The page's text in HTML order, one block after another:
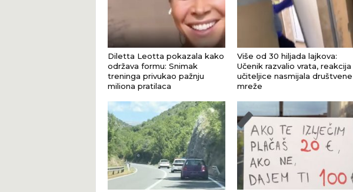
Diletta Leotta pokazala kako
održava formu: Snimak
treninga privukao pažnju
miliona pratilaca
Više od 30 hiljada lajkova:
Učenik razvalio vrata, reakcija
učiteljice nasmijala društvene
mreže